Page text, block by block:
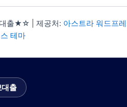
출★☆ | 제공처: 아스트라 워드프레
스 테마
대출